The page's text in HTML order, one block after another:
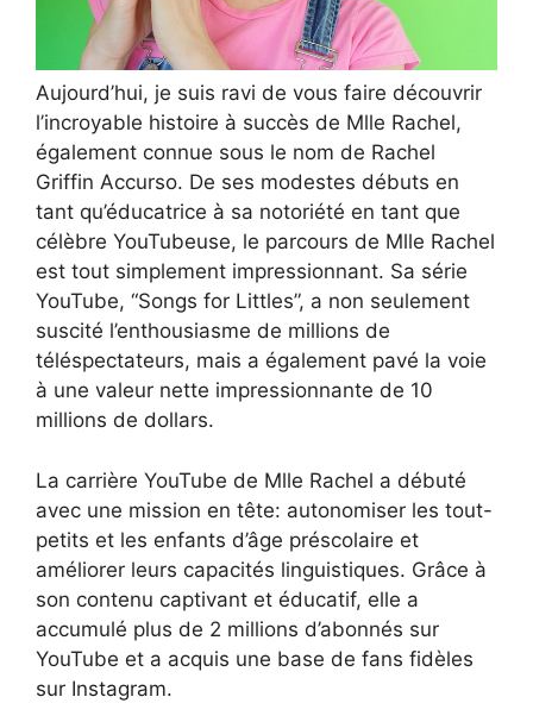
Aujourd’hui, je suis ravi de vous faire découvrir
l’incroyable histoire à succès de Mlle Rachel,
également connue sous le nom de Rachel
Griffin Accurso. De ses modestes débuts en
tant qu’éducatrice à sa notoriété en tant que
célèbre YouTubeuse, le parcours de Mlle Rachel
est tout simplement impressionnant. Sa série
YouTube, “Songs for Littles”, a non seulement
suscité l’enthousiasme de millions de
téléspectateurs, mais a également pavé la voie
à une valeur nette impressionnante de 10
millions de dollars.
La carrière YouTube de Mlle Rachel a débuté
avec une mission en tête: autonomiser les tout-
petits et les enfants d’âge préscolaire et
améliorer leurs capacités linguistiques. Grâce à
son contenu captivant et éducatif, elle a
accumulé plus de 2 millions d’abonnés sur
YouTube et a acquis une base de fans fidèles
sur Instagram.